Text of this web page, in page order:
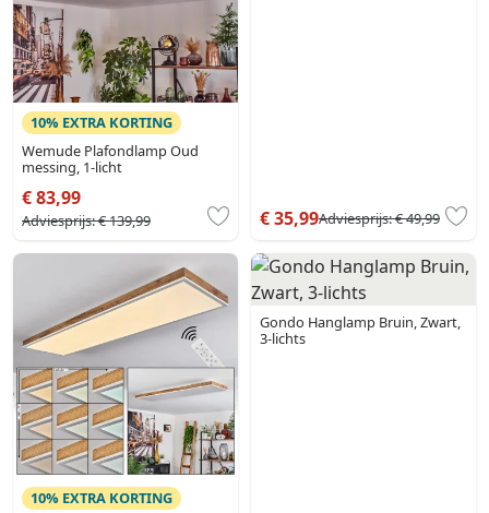
10% EXTRA KORTING
Wemude Plafondlamp Oud
messing, 1-licht
€ 83,99
Adviesprijs:€ 139,99 € 35,99Adviesprijs:€ 49,99
10% EXTRA KORTING
Gondo Hanglamp Bruin, Zwart,
3-lichts